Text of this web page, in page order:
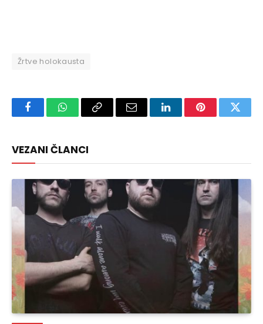
Žrtve holokausta
FacebookWhatsAppCopy
Email LinkedInPinterest
VEZANI ČLANCI